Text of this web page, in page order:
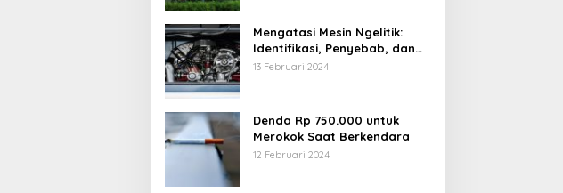
Mengatasi Mesin Ngelitik:
Identifikasi, Penyebab, dan
Solusi
13 Februari 2024
Denda Rp 750.000 untuk
Merokok Saat Berkendara
12 Februari 2024